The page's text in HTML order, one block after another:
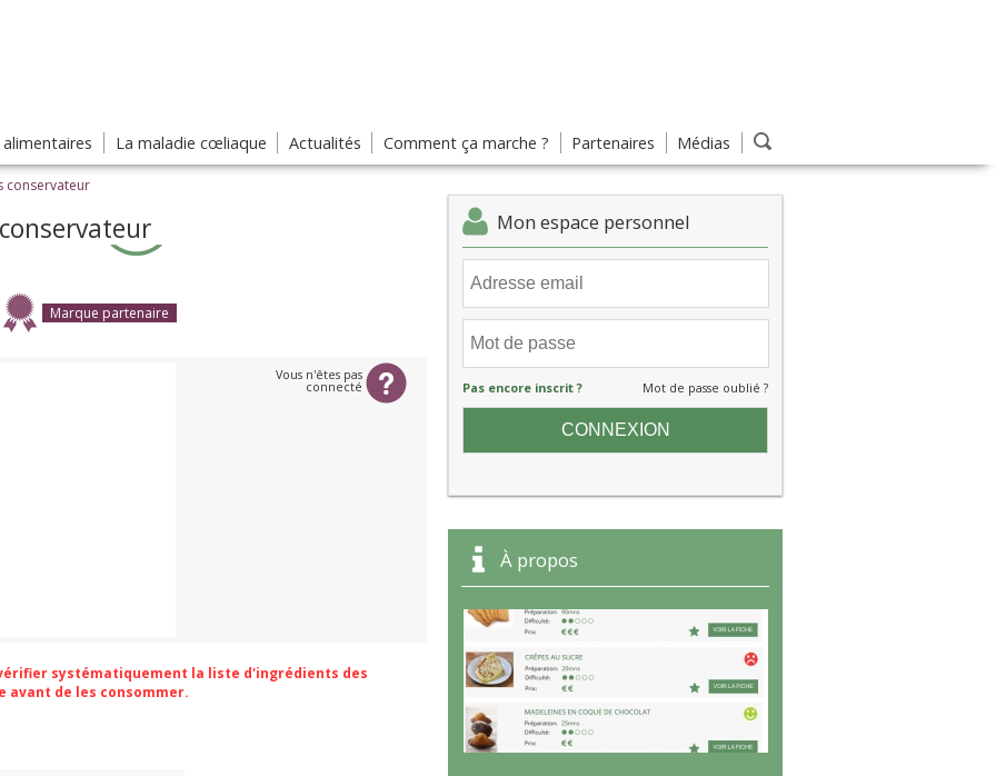
La maladie cœliaque Actualités Comment ça marche ? Partenaires Médias
conservateur
Mon espace personnel
Pas encore inscrit ? Mot de passe oublié ?
À propos
Marque partenaire
Vous n'êtes pas
connecté
systématiquement la liste d'ingrédients des
avant de les consommer.